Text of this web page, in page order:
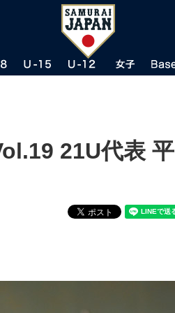
21U代表 平